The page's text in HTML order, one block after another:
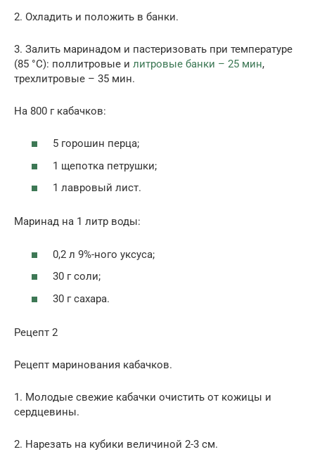
2. Охладить и положить в банки.
3. Залить маринадом и пастеризовать при тем­пературе
(85 °С): поллитровые и литровые банки – 25 мин,
трехлитровые – 35 мин.
На 800 г кабачков:
5 горошин перца;
1 щепотка петрушки;
1 лавровый лист.
Маринад на 1 литр воды:
0,2 л 9%-ного уксуса;
30 г соли;
30 г са­хара.
Рецепт 2
Рецепт маринования кабачков.
1. Молодые свежие кабачки очистить от кожицы и
сердцевины.
2. Нарезать на кубики вели­чиной 2-3 см.